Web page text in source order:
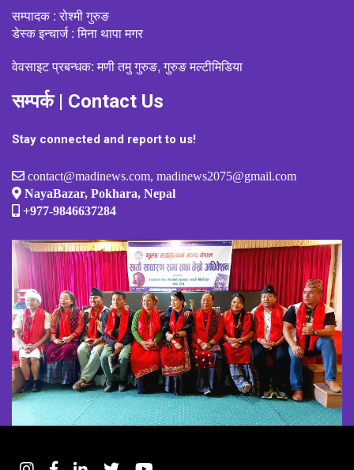
सम्पादक : रोश्मी गुरुङ
डेस्क इन्चार्ज : मिना थापा मगर
वेवसाइट प्रबन्धक: मणी तमु गुरुङ, गुरुङ मल्टीमिडिया
सम्पर्क | Contact Us
Stay connected and report to us!
contact@madinews.com, madinews2075@gmail.com
NayaBazar, Pokhara, Nepal
+977-9846637284